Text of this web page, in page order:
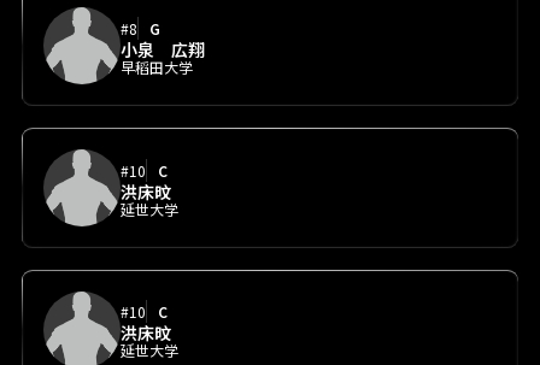
#8 G
小泉 広翔
早稻田大学
#10 C
洪床旼
延世大学
#10 C
洪床旼
延世大学